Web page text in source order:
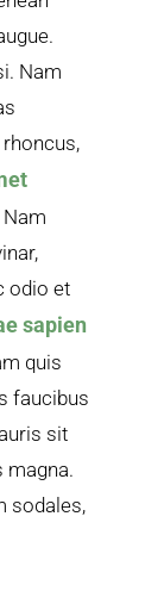
Nam
odio et
sapien
quis
faucibus
sit
magna.
sodales,